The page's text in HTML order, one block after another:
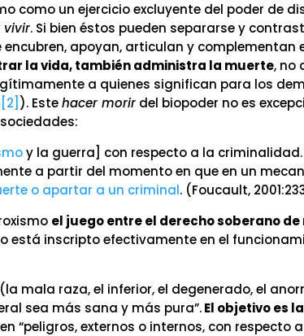
como un ejercicio excluyente del poder de
vivir. Si bien éstos pueden separarse y
apoyan, articulan y complementan
la vida, también administra la muerte, no
a quienes significan para los
[2] ). Estehacer morir del biopoder no es
y la guerra] con respecto a la criminalidad.
a partir del momento en que en un
o apartar a un criminal. (Foucault,
el juego entre el derecho soberano
está inscripto efectivamente en el
mala raza, el inferior, el degenerado, el
sea más sana y más pura”.El objetivo es la
“peligros, externos o internos, con respecto